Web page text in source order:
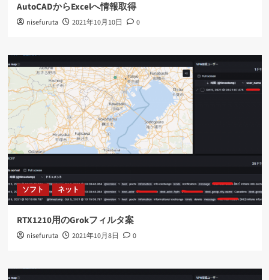
AutoCADからExcelへ情報取得
nisefuruta 2021年10月10日 0
ソフト ネット
RTX1210用のGrokフィルタ案
nisefuruta 2021年10月8日 0